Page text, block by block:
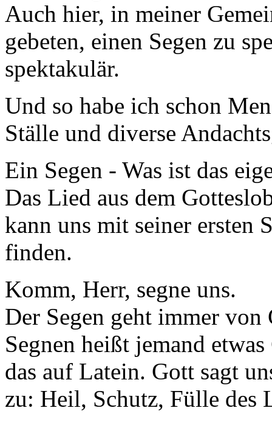
Auch hier, in meiner
gebeten, einen Segen zu
spektakulär.
Und so habe ich schon
Ställe und diverse
Ein Segen - Was ist das
Das Lied aus dem
kann uns mit seiner ersten
finden.
Komm, Herr, segne uns.
Der Segen geht immer
Segnen heißt jemand
das auf Latein. Gott sagt
zu: Heil, Schutz, Fülle des